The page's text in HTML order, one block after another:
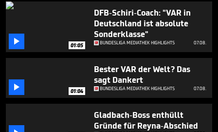
 01:05
DFB-Schiri-Coach: "VAR in
Deutschland ist absolute
Sonderklasse"
BUNDESLIGA MEDIATHEK HIGHLIGHTS 07.08.
 01:04
Bester VAR der Welt? Das
sagt Dankert
BUNDESLIGA MEDIATHEK HIGHLIGHTS 07.08.
Gladbach-Boss enthüllt
Gründe für Reyna-Abschied